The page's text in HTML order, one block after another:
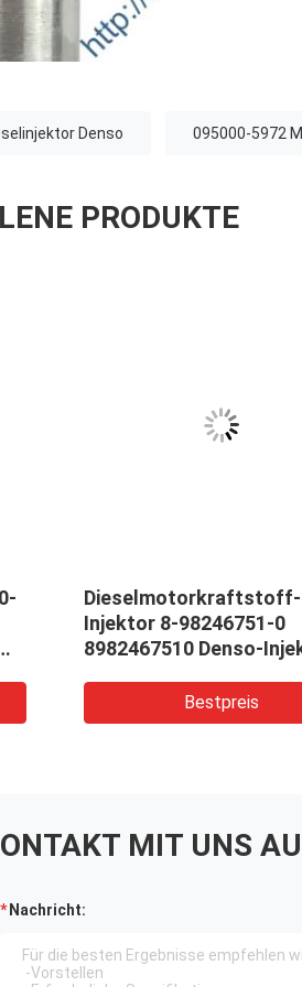
Denso 095000-5972
PRODUKTE
Dieselmotorkraftstoff-
Injektor 8-98246751-0
8982467510 Denso-
Bestpreis
MIT UNS
Nachricht: